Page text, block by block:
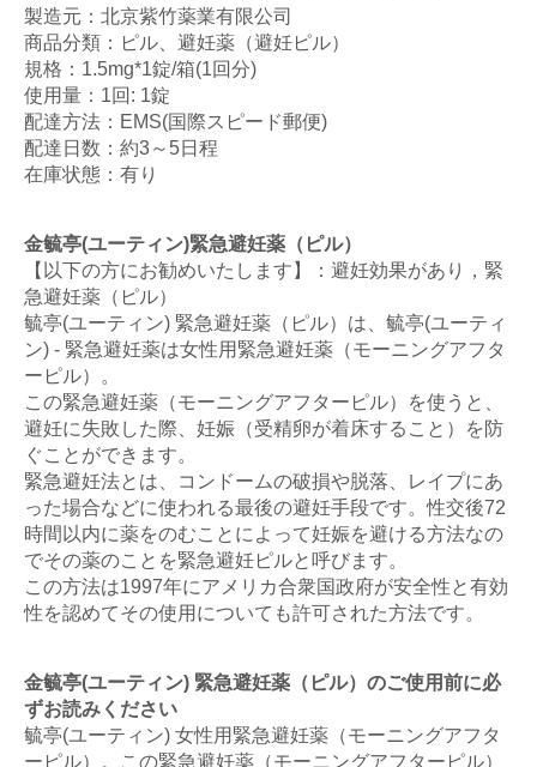
製造元：北京紫竹薬業有限公司
商品分類：ピル、避妊薬（避妊ピル）
規格：1.5mg*1錠/箱(1回分)
使用量：1回: 1錠
配達方法：EMS(国際スピード郵便)
配達日数：約3～5日程
在庫状態：有り
金毓亭(ユーティン)緊急避妊薬（ピル）
【以下の方にお勧めいたします】：避妊効果があり，緊
急避妊薬（ピル）
毓亭(ユーティン) 緊急避妊薬（ピル）は、毓亭(ユーティ
ン) - 緊急避妊薬は女性用緊急避妊薬（モーニングアフタ
ーピル）。
この緊急避妊薬（モーニングアフターピル）を使うと、
避妊に失敗した際、妊娠（受精卵が着床すること）を防
ぐことができます。
緊急避妊法とは、コンドームの破損や脱落、レイプにあ
った場合などに使われる最後の避妊手段です。性交後72
時間以内に薬をのむことによって妊娠を避ける方法なの
でその薬のことを緊急避妊ピルと呼びます。
この方法は1997年にアメリカ合衆国政府が安全性と有効
性を認めてその使用についても許可された方法です。
金毓亭(ユーティン) 緊急避妊薬（ピル）のご使用前に必
ずお読みください
毓亭(ユーティン) 女性用緊急避妊薬（モーニングアフタ
ーピル）。この緊急避妊薬（モーニングアフターピル）